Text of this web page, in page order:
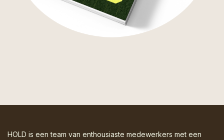
HOLD is een team van enthousiaste medewerkers met een